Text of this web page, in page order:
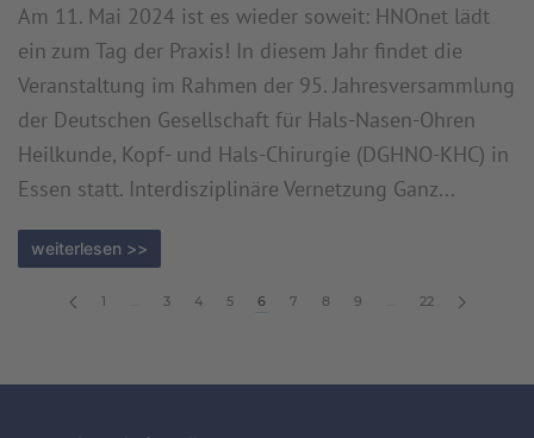
Am 11. Mai 2024 ist es wieder soweit: HNOnet lädt
ein zum Tag der Praxis! In diesem Jahr findet die
Veranstaltung im Rahmen der 95. Jahresversammlung
der Deutschen Gesellschaft für Hals-Nasen-Ohren
Heilkunde, Kopf- und Hals-Chirurgie (DGHNO-KHC) in
Essen statt. Interdisziplinäre Vernetzung Ganz...
weiterlesen >>
1 3 4 5 6 7 8 9 22